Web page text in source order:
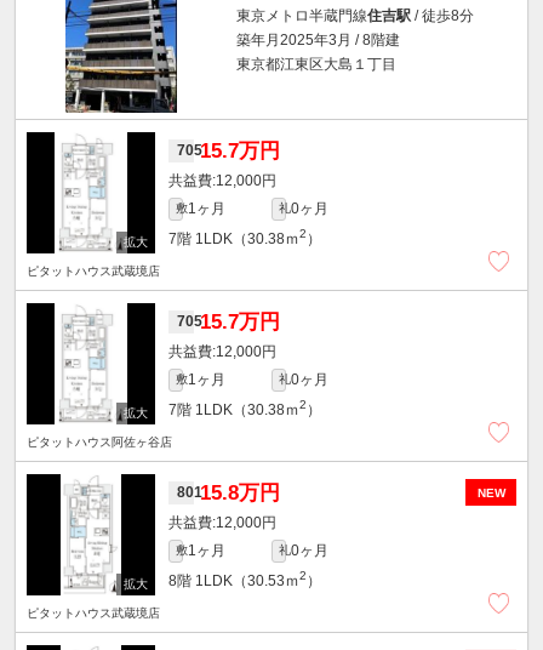
東京メトロ半蔵門線住吉駅 / 徒歩8分
築年月2025年3月 / 8階建
東京都江東区大島１丁目
70515.7万円
12,000円
敷1ヶ月 礼0ヶ月
7階 1LDK（30.38ｍ2 ）
ピタットハウス武蔵境店
70515.7万円
12,000円
敷1ヶ月 礼0ヶ月
7階 1LDK（30.38ｍ2 ）
ピタットハウス阿佐ヶ谷店
NEW
80115.8万円
12,000円
敷1ヶ月 礼0ヶ月
8階 1LDK（30.53ｍ2 ）
ピタットハウス武蔵境店